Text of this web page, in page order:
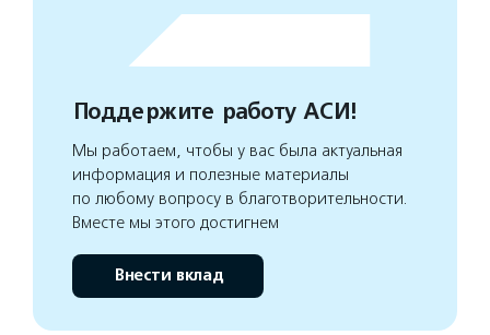
Поддержите работу АСИ!
Мы работаем, чтобы у вас была актуальная
информация и полезные материалы
по любому вопросу в благотворительности.
Вместе мы этого достигнем
Внести вклад